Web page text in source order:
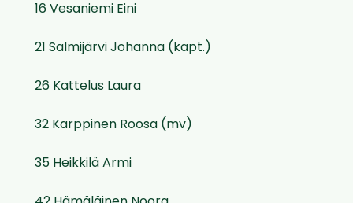
16 Vesaniemi Eini
21 Salmijärvi Johanna (kapt.)
26 Kattelus Laura
32 Karppinen Roosa (mv)
35 Heikkilä Armi